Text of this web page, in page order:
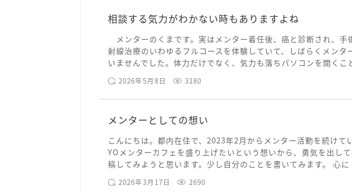
相談する気力がわかない時もありますよね
メンターのくまです。実はメンター着任後、癌と診断され、手
射線治療のいわゆるフルコースを体験していて、しばらくメンタ
いませんでした。体力だけでなく、気力も落ちパソコンを開く
2026年5月8日 3180
メンターとしての想い
こんにちは。都内在住で、2023年2月からメンター活動を続けて
YOメンターカフェを盛り上げたいという想いから、勇気を出し
稿してみようと思います。少し自分のことを書いてみます。 心
2026年3月17日 2690